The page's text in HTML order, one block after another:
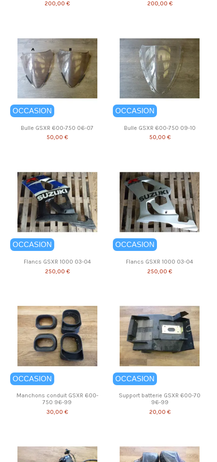
200,00 € 200,00 €
OCCASION
Bulle GSXR 600-750 06-07
50,00 €
OCCASION
Bulle GSXR 600-750 09-10
50,00 €
OCCASION
Flancs GSXR 1000 03-04
250,00 €
OCCASION
Flancs GSXR 1000 03-04
250,00 €
OCCASION
Manchons conduit GSXR 600-
750 96-99
30,00 €
OCCASION
Support batterie GSXR 600-70
96-99
20,00 €